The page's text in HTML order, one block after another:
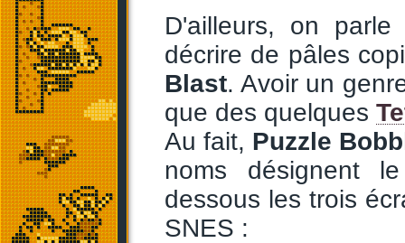
D'ailleurs, on
décrire de pâles
Blast. Avoir un
que des quelques
Au fait, Puzzle
noms désignent
dessous les trois
SNES :